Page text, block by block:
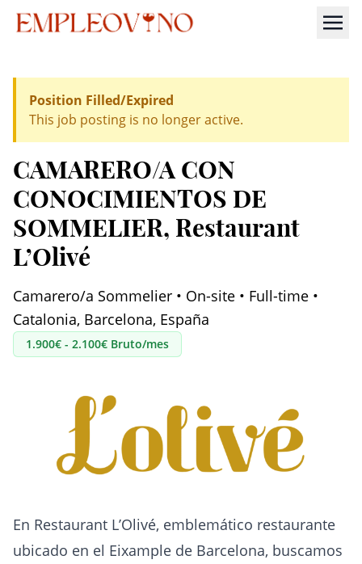
Position Filled/Expired
This job posting is no longer active.
CAMARERO/A CON
CONOCIMIENTOS DE
SOMMELIER, Restaurant
L’Olivé
Camarero/a Sommelier • On-site • Full-time •
Catalonia, Barcelona, España
1.900€ - 2.100€ Bruto/mes
En Restaurant L’Olivé, emblemático restaurante
ubicado en el Eixample de Barcelona, buscamos